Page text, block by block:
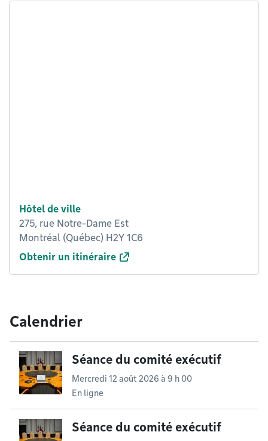
Hôtel de ville
275, rue Notre-Dame Est
Montréal (Québec) H2Y 1C6
Obtenir un itinéraire
Calendrier
Séance du comité exécutif
Mercredi 12 août 2026 à 9 h 00
En ligne
Séance du comité exécutif